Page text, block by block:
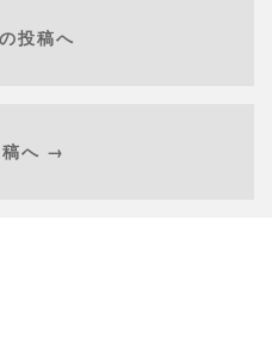
投稿へ
稿へ →